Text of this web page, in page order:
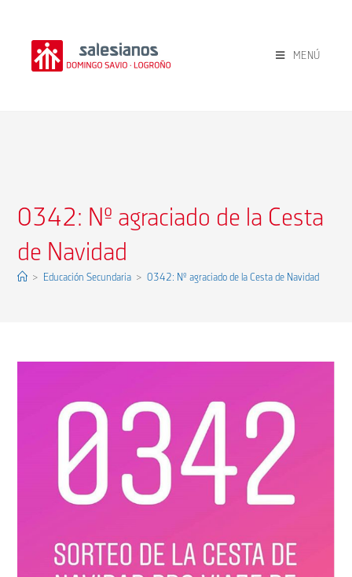
MENÚ
0342: Nº agraciado de la Cesta
de Navidad
> Educación Secundaria > 0342: Nº agraciado de la Cesta de Navidad